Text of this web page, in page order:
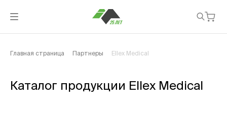
Главная страница Партнеры Ellex Medical
Каталог продукции Ellex Medical